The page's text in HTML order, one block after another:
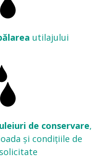
utilajului
de conservare,
și condițiile de